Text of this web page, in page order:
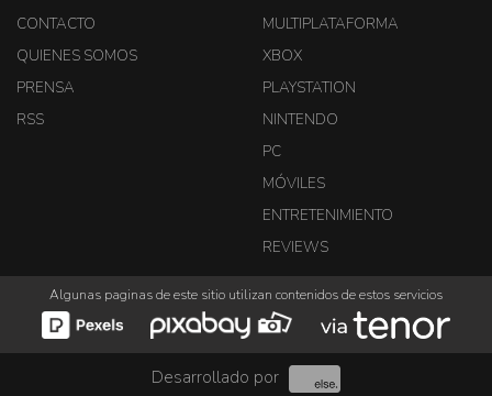
CONTACTO
QUIENES SOMOS
PRENSA
RSS
MULTIPLATAFORMA
XBOX
PLAYSTATION
NINTENDO
PC
MÓVILES
ENTRETENIMIENTO
REVIEWS
Algunas paginas de este sitio utilizan contenidos de estos servicios
Desarrollado por